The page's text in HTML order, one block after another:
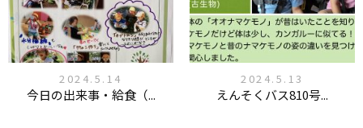
2024.5.14
今日の出来事・給食（...
2024.5.13
えんそくバス810号...